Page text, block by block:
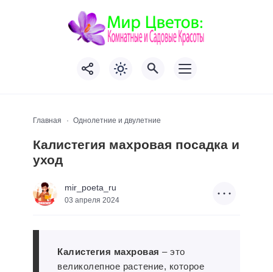
Главная Однолетние и двулетние
Калистегия махровая посадка и
уход
mir_poeta_ru
03 апреля 2024
Калистегия махровая – это
великолепное растение, которое